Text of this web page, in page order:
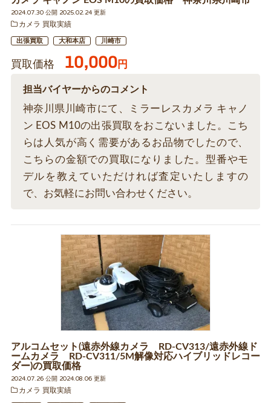
2024.07.30 公開 2025.02.24 更新
カメラ 買取実績
出張買取 大和本店 川崎市
買取価格 10,000円
担当バイヤーからのコメント
神奈川県川崎市にて、ミラーレスカメラ キャノ
ン EOS M10の出張買取をおこないました。こち
らは人気が高く需要があるお品物でしたので、
こちらの金額での買取になりました。型番やモ
デルを教えていただければ査定いたしますの
で、お気軽にお問い合わせください。
アルコムセット(遠赤外線カメラ RD-CV313/遠赤外線ド
ームカメラ RD-CV311/5M解像対応ハイブリッドレコー
ダー)の買取価格
2024.07.26 公開 2024.08.06 更新
カメラ 買取実績